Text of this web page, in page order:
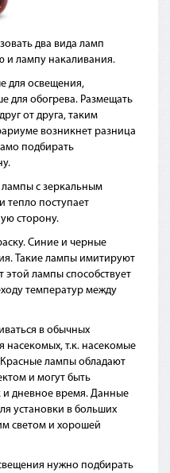
два вида ламп
и лампу накаливания.
для освещения,
для обогрева. Размещать
от друга, таким
возникнет разница
подбирать
с зеркальным
тепло поступает
сторону.
Синие и черные
Такие лампы имитируют
этой лампы способствует
температур между
в обычных
насекомых, т.к. насекомые
лампы обладают
и могут быть
и дневное время. Данные
установки в больших
светом и хорошей
нужно подбирать